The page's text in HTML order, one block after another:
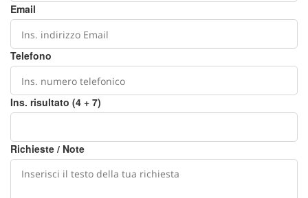
Email
Telefono
Ins. risultato (4 + 7)
Richieste / Note